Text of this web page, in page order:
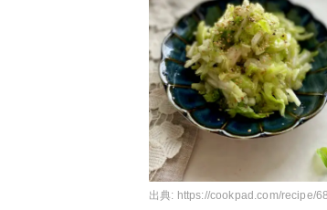
出典: https://cookpad.com/recipe/